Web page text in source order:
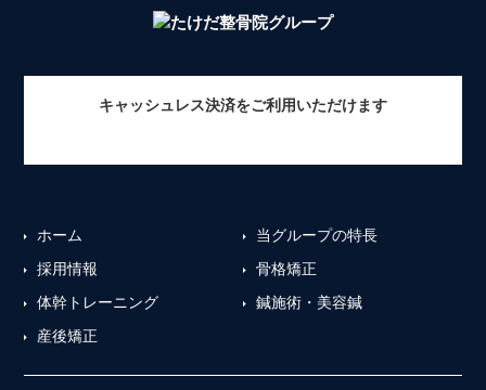
キャッシュレス決済をご利用いただけます
ホーム
当グループの特長
採用情報
骨格矯正
体幹トレーニング
鍼施術・美容鍼
産後矯正